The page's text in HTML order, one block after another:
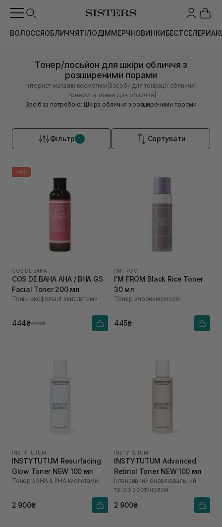
ВОЛОССЯОБЛИЧЧЯТІЛОДІММЕРЧНОВИНКИБЕСТСЕЛЕРИ
Тонер/лосьйон для шкіри обличчя з
розширеними порами
Інтернет магазин косметики |Засоби для тонізації обличчя
Тонери та тоніки для обличчя
Засіб за потребою: Шкіра обличчя з розширеними порами
Фільтр 1 Сортувати
-40%
COS DE BAHA
COS DE BAHA AHA / BHA GS
Facial Toner 200 мл
Тонік-ексфоліант з кислотами
444₴740₴
I'M FROM
I'M FROM Black Rice Toner
30 мл
Тонер з чорним рисом
445₴
INSTYTUTUM
INSTYTUTUM Resurfacing
Glow Toner NEW 100 мл
Тонер з AHA & PHA кислотами
2 900₴
INSTYTUTUM
INSTYTUTUM Advanced
Retinol Toner NEW 100 мл
Інтенсивний оновлювальний
тонер з ретинолом
2 900₴